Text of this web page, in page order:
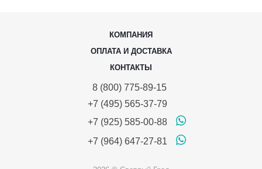
КОМПАНИЯ
ОПЛАТА И ДОСТАВКА
КОНТАКТЫ
8 (800) 775-89-15
+7 (495) 565-37-79
+7 (925) 585-00-88
+7 (964) 647-27-81